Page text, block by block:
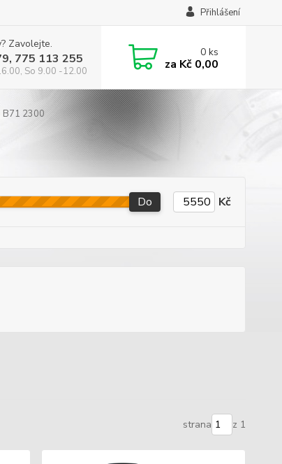
Přihlášení
Zavolejte.
775 113 255
So 9.00 -12.00
0ks
za Kč 0,00
B71 2300
Do Kč
strana z 1